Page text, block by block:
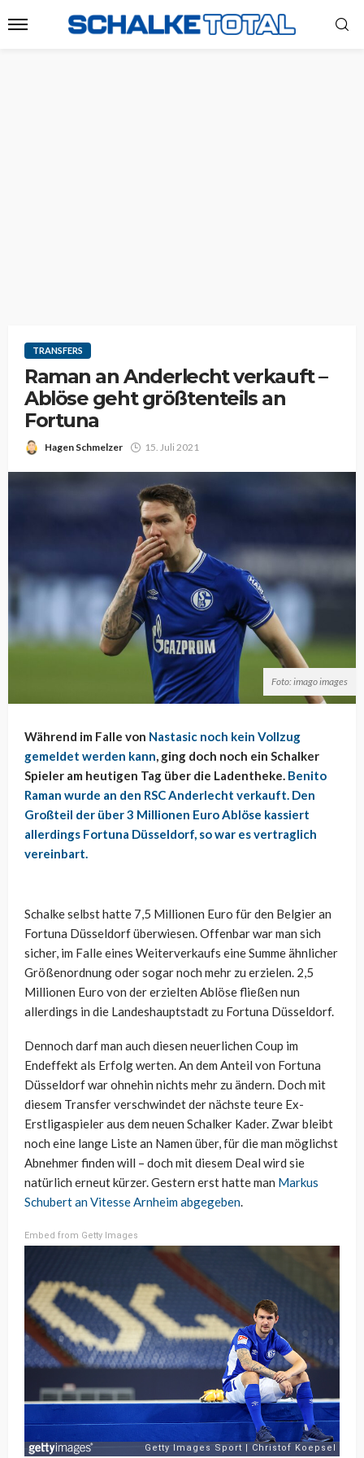
TRANSFERS
Raman an Anderlecht verkauft –
Ablöse geht größtenteils an
Fortuna
Hagen Schmelzer 15. Juli 2021
Foto: imago images
Während im Falle von Nastasic noch kein Vollzug
gemeldet werden kann, ging doch noch ein Schalker
Spieler am heutigen Tag über die Ladentheke. Benito
Raman wurde an den RSC Anderlecht verkauft. Den
Großteil der über 3 Millionen Euro Ablöse kassiert
allerdings Fortuna Düsseldorf, so war es vertraglich
vereinbart.
Schalke selbst hatte 7,5 Millionen Euro für den Belgier an
Fortuna Düsseldorf überwiesen. Offenbar war man sich
sicher, im Falle eines Weiterverkaufs eine Summe ähnlicher
Größenordnung oder sogar noch mehr zu erzielen. 2,5
Millionen Euro von der erzielten Ablöse fließen nun
allerdings in die Landeshauptstadt zu Fortuna Düsseldorf.
Dennoch darf man auch diesen neuerlichen Coup im
Endeffekt als Erfolg werten. An dem Anteil von Fortuna
Düsseldorf war ohnehin nichts mehr zu ändern. Doch mit
diesem Transfer verschwindet der nächste teure Ex-
Erstligaspieler aus dem neuen Schalker Kader. Zwar bleibt
noch eine lange Liste an Namen über, für die man möglichst
Abnehmer finden will – doch mit diesem Deal wird sie
natürlich erneut kürzer. Gestern erst hatte man Markus
Schubert an Vitesse Arnheim abgegeben.
Embed from Getty Images